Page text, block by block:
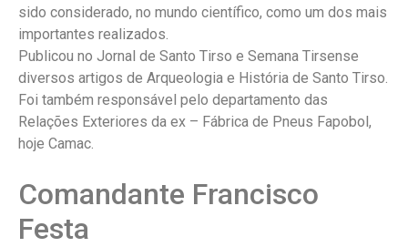
sido considerado, no mundo científico, como um dos mais
importantes realizados.
Publicou no Jornal de Santo Tirso e Semana Tirsense
diversos artigos de Arqueologia e História de Santo Tirso.
Foi também responsável pelo departamento das
Relações Exteriores da ex – Fábrica de Pneus Fapobol,
hoje Camac.
Comandante Francisco
Festa